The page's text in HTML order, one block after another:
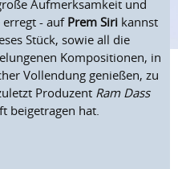
Aufmerksamkeit und
erregt - auf Prem Siri kannst
Stück, sowie all die
Kompositionen, in
Vollendung genießen, zu
Produzent Ram Dass
beigetragen hat.